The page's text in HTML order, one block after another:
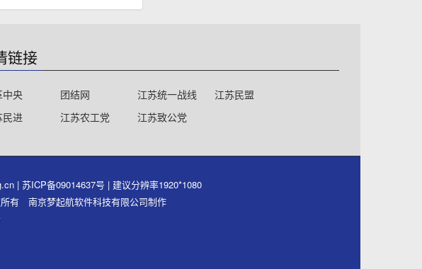
链接
中央 团结网 江苏统一战线
江苏民盟
民进
江苏农工党 江苏致公党
| 苏ICP备09014637号 | 建议分辨率1920*1080
有 南京梦起航软件科技有限公司制作